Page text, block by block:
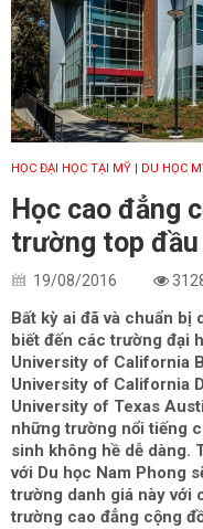
HỌC ĐẠI HỌC TẠI MỸ | DU HỌC
Học cao đẳng
trường top
19/08/2016
Bất kỳ ai đã và chuẩn bị
biết đến các trường đại
University of California
University of California
University of Texas
những trường nổi tiếng
sinh không hề dễ dàng.
với Du học Nam Phong
trường danh giá này với
trường cao đẳng cộng